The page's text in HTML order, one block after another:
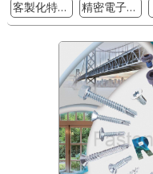
客製化特殊螺絲 精密電子螺絲